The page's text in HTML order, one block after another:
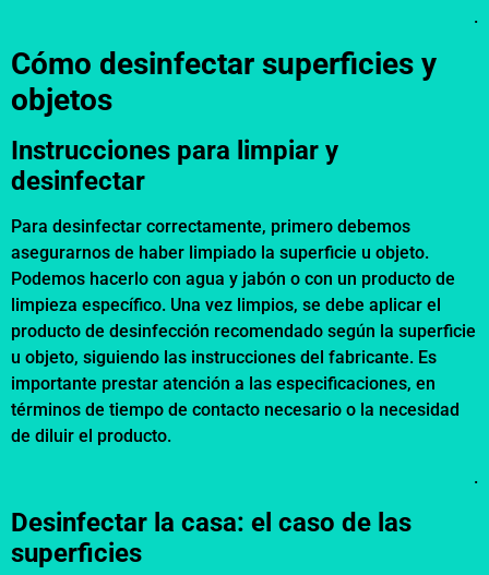
.
Cómo desinfectar superficies y
objetos
Instrucciones para limpiar y
desinfectar
Para desinfectar correctamente, primero debemos
asegurarnos de haber limpiado la superficie u objeto.
Podemos hacerlo con agua y jabón o con un producto de
limpieza específico. Una vez limpios, se debe aplicar el
producto de desinfección recomendado según la superficie
u objeto, siguiendo las instrucciones del fabricante. Es
importante prestar atención a las especificaciones, en
términos de tiempo de contacto necesario o la necesidad
de diluir el producto.
.
Desinfectar la casa: el caso de las
superficies